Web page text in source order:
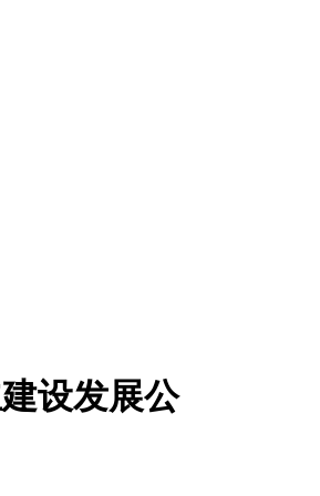
设发展公